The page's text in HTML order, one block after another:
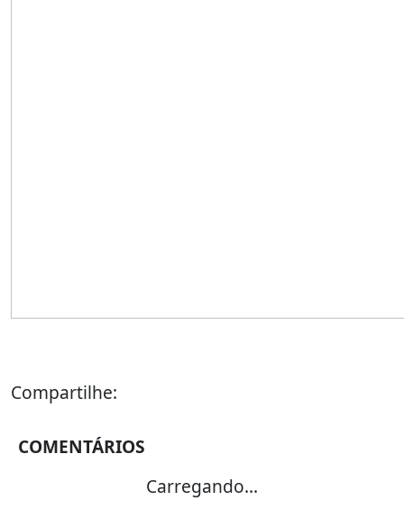
Compartilhe:
COMENTÁRIOS
Carregando...